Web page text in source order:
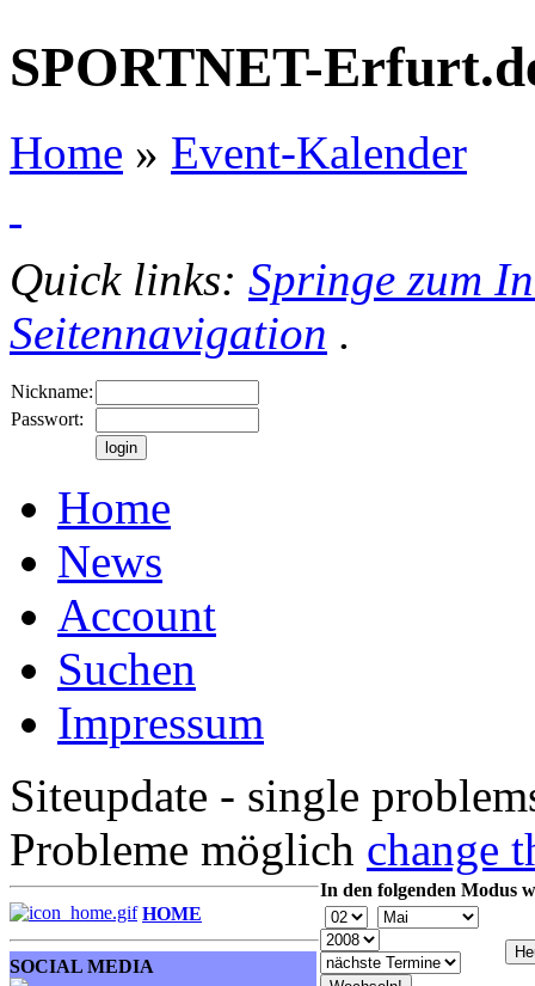
SPORTNET-
Home » Event-Kalender
Quick links: Springe zum
Seitennavigation .
Nickname:
Passwort:
Home
News
Account
Suchen
Impressum
Siteupdate - single
Probleme möglich change
HOME
SOCIAL MEDIA
In den folgenden Modus